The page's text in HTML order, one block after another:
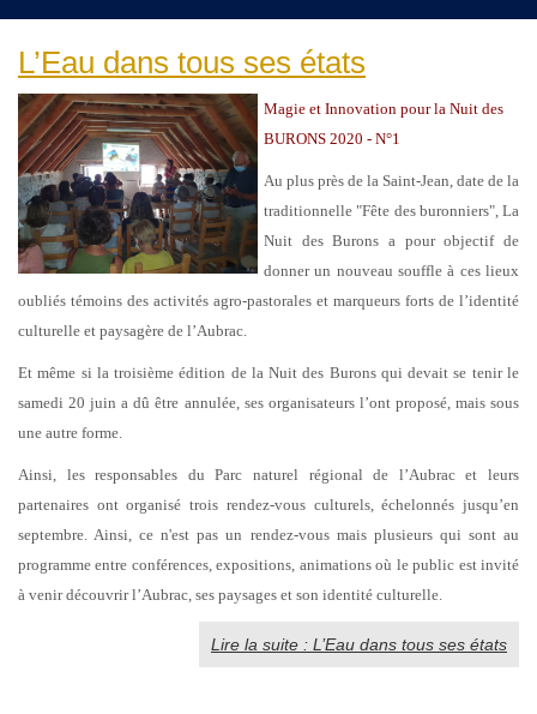
L’Eau dans tous ses états
Magie et Innovation pour la Nuit des
BURONS 2020 - N°1
Au plus près de la Saint-Jean, date de la
traditionnelle "Fête des buronniers", La
Nuit des Burons a pour objectif de
donner un nouveau souffle à ces lieux
oubliés témoins des activités agro-pastorales et marqueurs forts de l’identité
culturelle et paysagère de l’Aubrac.
Et même si la troisième édition de la Nuit des Burons qui devait se tenir le
samedi 20 juin a dû être annulée, ses organisateurs l’ont proposé, mais sous
une autre forme.
Ainsi, les responsables du Parc naturel régional de l’Aubrac et leurs
partenaires ont organisé trois rendez-vous culturels, échelonnés jusqu’en
septembre. Ainsi, ce n'est pas un rendez-vous mais plusieurs qui sont au
programme entre conférences, expositions, animations où le public est invité
à venir découvrir l’Aubrac, ses paysages et son identité culturelle.
Lire la suite : L’Eau dans tous ses états